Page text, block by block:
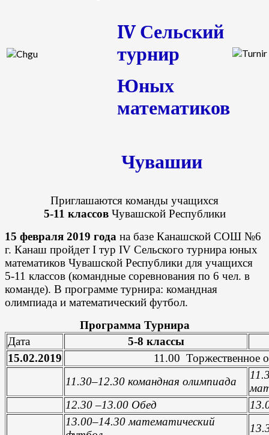
IVСельский
турнир
Юных
математиков
Чувашии
Приглашаются команды учащихся
5-11 классовЧувашской Республики
15 февраля 2019 года на базе Канашской СОШ №6
г. Канаш пройдет I тур IV Сельского турнира юных
математиков Чувашской Республики для учащихся
5-11 классов (командные соревнования по 6 чел. в
команде). В программе турнира: командная
олимпиада и математический футбол.
Программа Турнира
Дата
5-8 классы
15.02.2019
11.00 Торжественное
11.30–12.30 командная олимпиада
11
12.30 –13.00 Обед 13
13.00–14.30математический
13